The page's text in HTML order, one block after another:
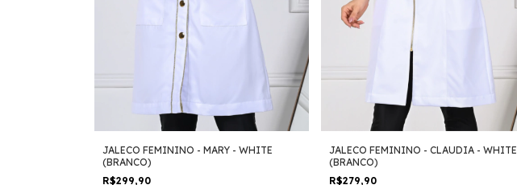
JALECO FEMININO - MARY - WHITE
(BRANCO)
R$299,90
JALECO FEMININO - CLAUDIA - WHITE
(BRANCO)
R$279,90